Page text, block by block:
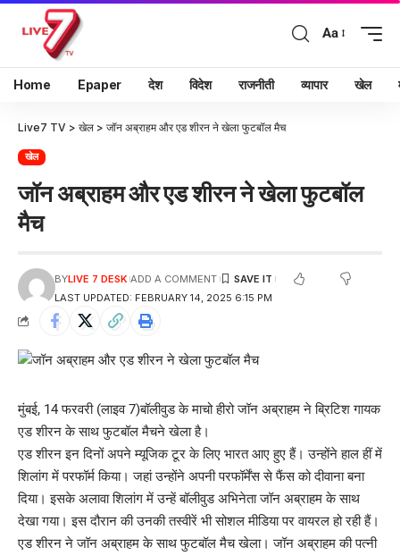
Aa
Home Epaper देश विदेश राजनीती व्यापार खेल
Live7 TV > खेल > जॉन अब्राहम और एड शीरन ने खेला फुटबॉल मैच
खेल
जॉन अब्राहम और एड शीरन ने खेला फुटबॉल
मैच
LAST UPDATED: FEBRUARY 14, 2025 6:15 PM
BYLIVE 7 DESK ADD A COMMENT
मुंबई, 14 फरवरी (लाइव 7)बॉलीवुड के माचो हीरो जॉन अब्राहम ने ब्रिटिश गायक
एड शीरन के साथ फुटबॉल मैचने खेला है।
एड शीरन इन दिनों अपने म्यूजिक टूर के लिए भारत आए हुए हैं। उन्होंने हाल हीं में
शिलांग में परफॉर्म किया। जहां उन्होंने अपनी परफॉर्मेंस से फैंस को दीवाना बना
दिया। इसके अलावा शिलांग में उन्हें बॉलीवुड अभिनेता जॉन अब्राहम के साथ
देखा गया। इस दौरान की उनकी तस्वीरें भी सोशल मीडिया पर वायरल हो रही हैं।
एड शीरन ने जॉन अब्राहम के साथ फुटबॉल मैच खेला। जॉन अब्राहम की पत्नी